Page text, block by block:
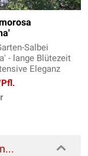
Salbei
- lange Blütezeit
Eleganz